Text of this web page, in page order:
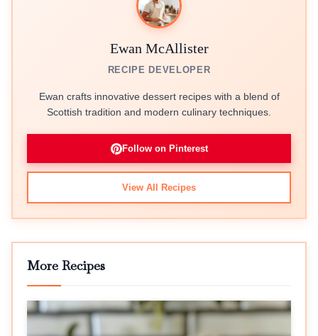
Ewan McAllister
RECIPE DEVELOPER
Ewan crafts innovative dessert recipes with a blend of
Scottish tradition and modern culinary techniques.
Follow on Pinterest
View All Recipes
More Recipes